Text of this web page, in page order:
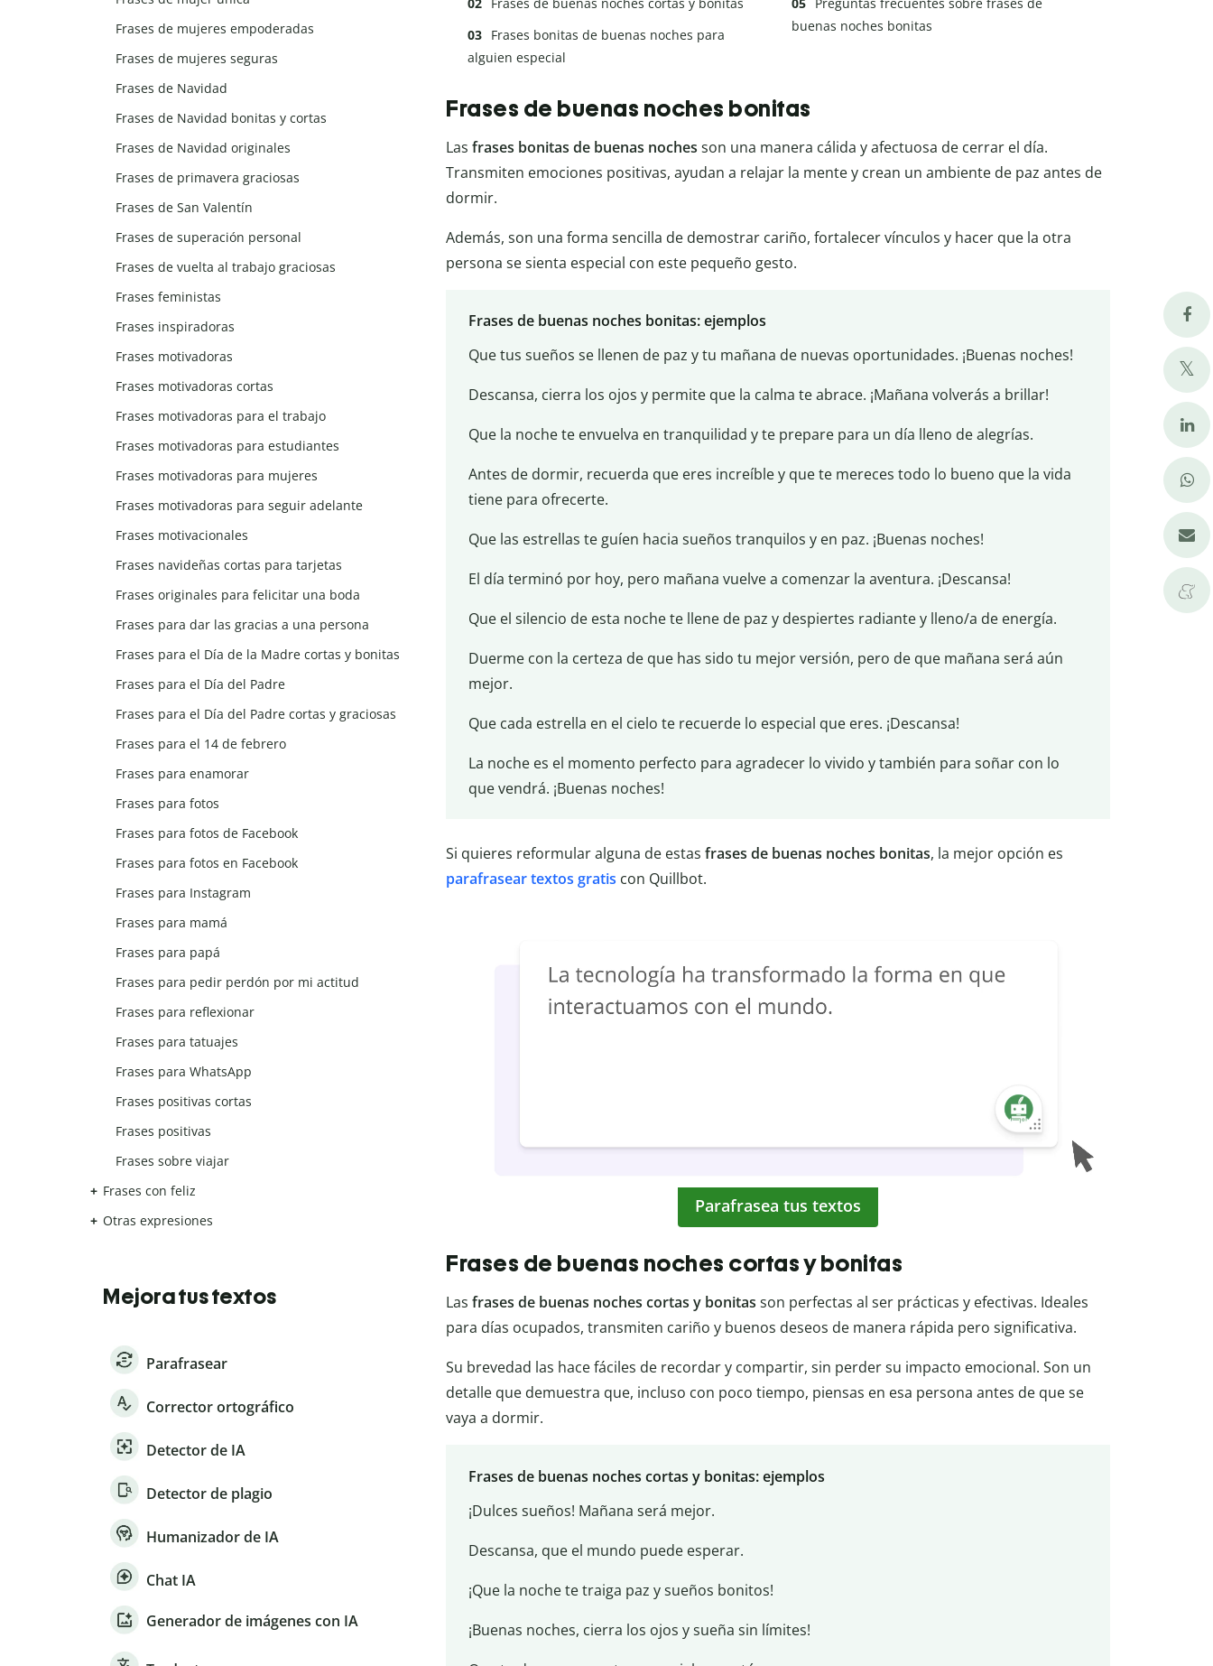
Frases bonitas de buenas noches para
alguien especial
buenas noches bonitas
Frases de buenas noches bonitas
Las frases bonitas de buenas noches son una manera cálida y afectuosa de cerrar el día.
Transmiten emociones positivas, ayudan a relajar la mente y crean un ambiente de paz antes de
dormir.
Además, son una forma sencilla de demostrar cariño, fortalecer vínculos y hacer que la otra
persona se sienta especial con este pequeño gesto.
Frases de buenas noches bonitas: ejemplos
Que tus sueños se llenen de paz y tu mañana de nuevas oportunidades. ¡Buenas noches!
Descansa, cierra los ojos y permite que la calma te abrace. ¡Mañana volverás a brillar!
Que la noche te envuelva en tranquilidad y te prepare para un día lleno de alegrías.
Antes de dormir, recuerda que eres increíble y que te mereces todo lo bueno que la vida
tiene para ofrecerte.
Que las estrellas te guíen hacia sueños tranquilos y en paz. ¡Buenas noches!
El día terminó por hoy, pero mañana vuelve a comenzar la aventura. ¡Descansa!
Que el silencio de esta noche te llene de paz y despiertes radiante y lleno/a de energía.
Duerme con la certeza de que has sido tu mejor versión, pero de que mañana será aún
mejor.
Que cada estrella en el cielo te recuerde lo especial que eres. ¡Descansa!
La noche es el momento perfecto para agradecer lo vivido y también para soñar con lo
que vendrá. ¡Buenas noches!
Si quieres reformular alguna de estas frases de buenas noches bonitas, la mejor opción es
parafrasear textos gratis con Quillbot.
Parafrasea tus textos
Frases de buenas noches cortas y bonitas
Las frases de buenas noches cortas y bonitas son perfectas al ser prácticas y efectivas. Ideales
para días ocupados, transmiten cariño y buenos deseos de manera rápida pero significativa.
Su brevedad las hace fáciles de recordar y compartir, sin perder su impacto emocional. Son un
detalle que demuestra que, incluso con poco tiempo, piensas en esa persona antes de que se
vaya a dormir.
Frases de buenas noches cortas y bonitas: ejemplos
¡Dulces sueños! Mañana será mejor.
Descansa, que el mundo puede esperar.
¡Que la noche te traiga paz y sueños bonitos!
¡Buenas noches, cierra los ojos y sueña sin límites!
Frases de mujeres empoderadas
Frases de mujeres seguras
Frases de Navidad
Frases de Navidad bonitas y cortas
Frases de Navidad originales
Frases de primavera graciosas
Frases de San Valentín
Frases de superación personal
Frases de vuelta al trabajo graciosas
Frases feministas
Frases inspiradoras
Frases motivadoras
Frases motivadoras cortas
Frases motivadoras para el trabajo
Frases motivadoras para estudiantes
Frases motivadoras para mujeres
Frases motivadoras para seguir adelante
Frases motivacionales
Frases navideñas cortas para tarjetas
Frases originales para felicitar una boda
Frases para dar las gracias a una persona
Frases para el Día de la Madre cortas y bonitas
Frases para el Día del Padre
Frases para el Día del Padre cortas y graciosas
Frases para el 14 de febrero
Frases para enamorar
Frases para fotos
Frases para fotos de Facebook
Frases para fotos en Facebook
Frases para Instagram
Frases para mamá
Frases para papá
Frases para pedir perdón por mi actitud
Frases para reflexionar
Frases para tatuajes
Frases para WhatsApp
Frases positivas cortas
Frases positivas
Frases sobre viajar
Frases con feliz
Otras expresiones
Mejora tus textos
Parafrasear
Corrector ortográfico
Detector de IA
Detector de plagio
Humanizador de IA
Chat IA
Generador de imágenes con IA